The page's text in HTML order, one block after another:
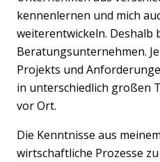
kennenlernen und mich
weiterentwickeln. Deshalb
Beratungsunternehmen.
Projekts und
in unterschiedlich großen
vor Ort.
Die Kenntnisse aus
wirtschaftliche Prozesse